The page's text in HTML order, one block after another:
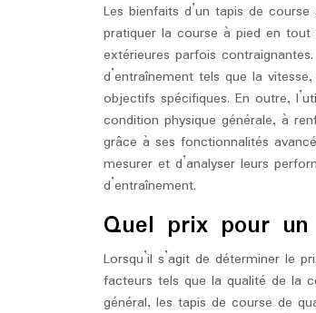
Les bienfaits d’un tapis de
pratiquer la course à pied en
extérieures parfois
d’entraînement tels que la
objectifs spécifiques. En outre,
condition physique générale, à
grâce à ses fonctionnalités
mesurer et d’analyser leurs
d’entraînement.
Quel prix pour
Lorsqu’il s’agit de déterminer le
facteurs tels que la qualité de la
général, les tapis de course de